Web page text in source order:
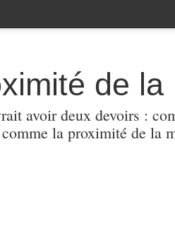
de la
avoir deux devoirs :
la proximité de la